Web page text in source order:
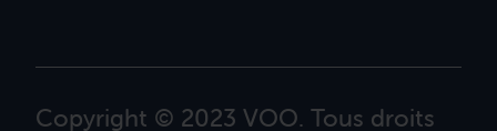
Copyright © 2023 VOO. Tous droits